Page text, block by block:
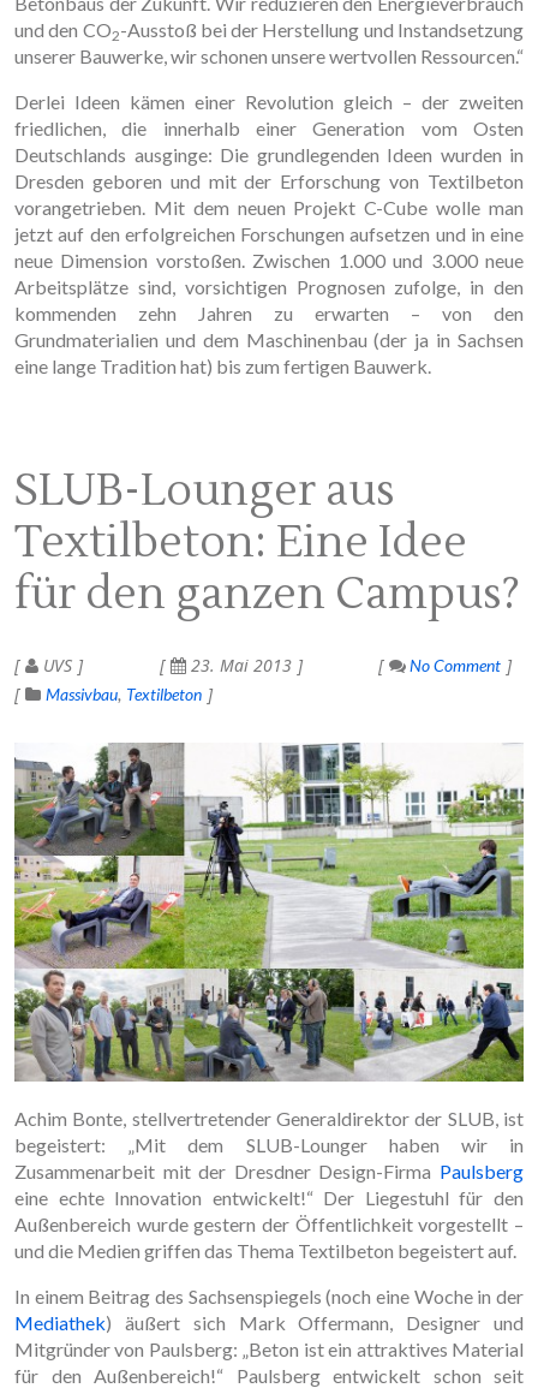
und den CO2-Ausstoß bei der Herstellung und Instandsetzung
unserer Bauwerke, wir schonen unsere wertvollen Ressourcen.“
Derlei Ideen kämen einer Revolution gleich – der zweiten
friedlichen, die innerhalb einer Generation vom Osten
Deutschlands ausginge: Die grundlegenden Ideen wurden in
Dresden geboren und mit der Erforschung von Textilbeton
vorangetrieben. Mit dem neuen Projekt C-Cube wolle man
jetzt auf den erfolgreichen Forschungen aufsetzen und in eine
neue Dimension vorstoßen. Zwischen 1.000 und 3.000 neue
Arbeitsplätze sind, vorsichtigen Prognosen zufolge, in den
kommenden zehn Jahren zu erwarten – von den
Grundmaterialien und dem Maschinenbau (der ja in Sachsen
eine lange Tradition hat) bis zum fertigen Bauwerk.
SLUB-Lounger aus
Textilbeton: Eine Idee
für den ganzen Campus?
UVS 23. Mai 2013
No Comment
Massivbau Textilbeton
Achim Bonte, stellvertretender Generaldirektor der SLUB, ist
begeistert: „Mit dem SLUB-Lounger haben wir in
Zusammenarbeit mit der Dresdner Design-Firma Paulsberg
eine echte Innovation entwickelt!“ Der Liegestuhl für den
Außenbereich wurde gestern der Öffentlichkeit vorgestellt –
und die Medien griffen das Thema Textilbeton begeistert auf.
In einem Beitrag des Sachsenspiegels (noch eine Woche in der
Mediathek) äußert sich Mark Offermann, Designer und
Mitgründer von Paulsberg: „Beton ist ein attraktives Material
für den Außenbereich!“ Paulsberg entwickelt schon seit